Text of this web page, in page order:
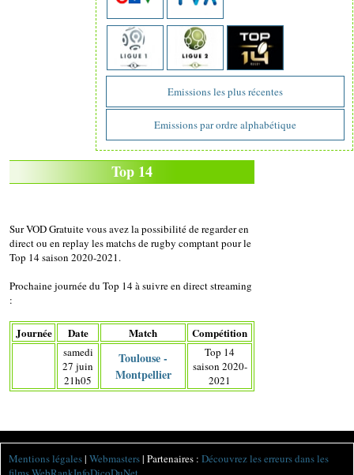
Emissions les plus récentes
Emissions par ordre alphabétique
Top 14
Sur VOD Gratuite vous avez la possibilité de regarder en
direct ou en replay les matchs de rugby comptant pour le
Top 14 saison 2020-2021.
Prochaine journée du Top 14 à suivre en direct streaming
:
Journée Date Match Compétition
samedi
27 juin
21h05
Toulouse -
Montpellier
Top 14
saison 2020-
2021
Mentions légales| Webmasters| Partenaires : Découvrez les erreurs dans les